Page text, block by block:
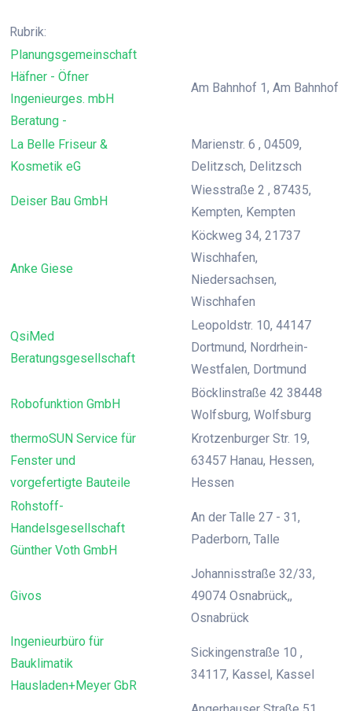
Rubrik:
Planungsgemeinschaft
Häfner - Öfner
Ingenieurges. mbH
Beratung -
Am Bahnhof 1, Am Bahnhof
La Belle Friseur &
Kosmetik eG
Marienstr. 6 , 04509,
Delitzsch, Delitzsch
Deiser Bau GmbH
Wiesstraße 2 , 87435,
Kempten, Kempten
Anke Giese
Köckweg 34, 21737
Wischhafen,
Niedersachsen,
Wischhafen
QsiMed
Beratungsgesellschaft
Leopoldstr. 10, 44147
Dortmund, Nordrhein-
Westfalen, Dortmund
Robofunktion GmbH
Böcklinstraße 42 38448
Wolfsburg, Wolfsburg
thermoSUN Service für
Fenster und
vorgefertigte Bauteile
Krotzenburger Str. 19,
63457 Hanau, Hessen,
Hessen
Rohstoff-
Handelsgesellschaft
Günther Voth GmbH
An der Talle 27 - 31,
Paderborn, Talle
Givos
Johannisstraße 32/33,
49074 Osnabrück,,
Osnabrück
Ingenieurbüro für
Bauklimatik
Hausladen+Meyer GbR
Sickingenstraße 10 ,
34117, Kassel, Kassel